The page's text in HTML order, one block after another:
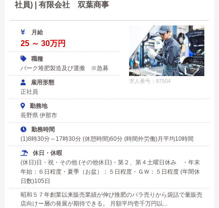
社員) | 有限会社 双葉商事
求人番号：87504
月給
25 ～ 30万円
職種
バーク堆肥製造及び運搬 ※急募
雇用形態
正社員
勤務地
長野県 伊那市
勤務時間
(1)8時30分～17時30分 (休憩時間)60分 (時間外労働)月平均10時間
休日・休暇
(休日)日・祝・その他 (その他休日)・第２、第４土曜日休み ・年末
年始：６日程度・夏季（お盆）：５日程度・ＧＷ：５日程度 (年間休
日数)105日
昭和５７年創業以来販売業績が伸び推肥のバラ売りから袋詰で量販売
店向けー層の発展が期待できる。 月額平均壱千万円以...